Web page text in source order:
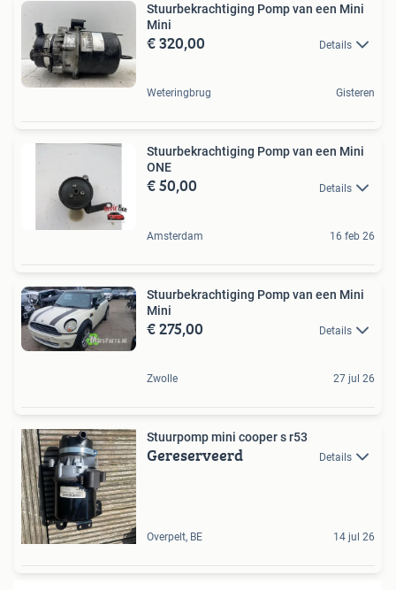
Stuurbekrachtiging Pomp van een Mini
Mini
€ 320,00 Details
Weteringbrug Gisteren
Stuurbekrachtiging Pomp van een Mini
ONE
€ 50,00 Details
Amsterdam 16 feb 26
Stuurbekrachtiging Pomp van een Mini
Mini
€ 275,00 Details
Zwolle 27 jul 26
Stuurpomp mini cooper s r53
Gereserveerd Details
Overpelt, BE 14 jul 26